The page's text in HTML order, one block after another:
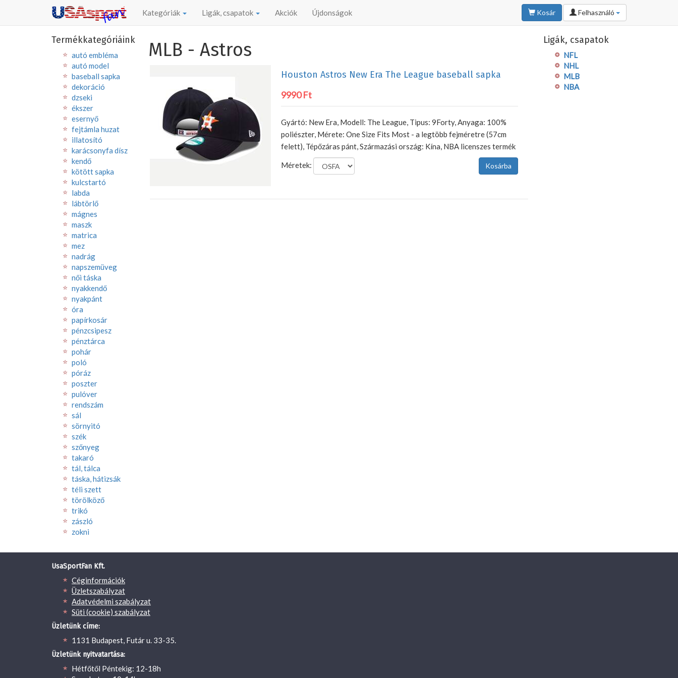
Kosár Felhasználó
Kategóriák Ligák, csapatok Akciók Újdonságok
Termékkategóriáink
autó embléma
autó model
baseball sapka
dekoráció
dzseki
ékszer
esernyő
fejtámla huzat
illatosító
karácsonyfa dísz
kendő
kötött sapka
kulcstartó
labda
lábtörlő
mágnes
maszk
matrica
mez
nadrág
napszemüveg
női táska
nyakkendő
nyakpánt
óra
papírkosár
pénzcsipesz
pénztárca
pohár
poló
póráz
poszter
pulóver
rendszám
sál
sörnyitó
szék
szőnyeg
takaró
tál, tálca
táska, hátizsák
téli szett
törölköző
trikó
zászló
zokni
MLB - Astros
Houston Astros New Era The League baseball sapka
9990 Ft
Gyártó: New Era, Modell: The League, Tipus: 9Forty, Anyaga: 100%
poliészter, Mérete: One Size Fits Most - a legtöbb fejméretre (57cm
felett), Tépőzáras pánt, Származási ország: Kína, NBA licenszes termék
Méretek:
Ligák, csapatok
NFL
NHL
MLB
NBA
UsaSportFan Kft.
Céginformációk
Üzletszabályzat
Adatvédelmi szabályzat
Süti (cookie) szabályzat
Üzletünk címe:
1131 Budapest, Futár u. 33-35.
Üzletünk nyitvatartása:
Hétfőtől Péntekig: 12-18h